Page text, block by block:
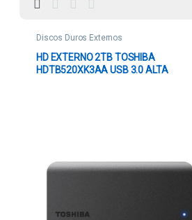
Discos Duros Externos
HD EXTERNO 2TB TOSHIBA
HDTB520XK3AA USB 3.0 ALTA